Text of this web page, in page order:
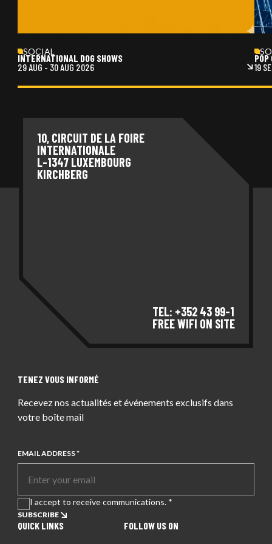
SOCIAL
INTERNATIONAL DOG SHOWS
29 AUG - 30 AUG 2026 19
10, CIRCUIT DE LA FOIRE
INTERNATIONALE
L-1347 LUXEMBOURG
KIRCHBERG
TEL: +352 43 99-1
FREE WIFI ON SITE
TENEZ VOUS INFORMÉ
Recevez nos actualités et événements exclusifs dans
votre boîte mail
EMAIL ADDRESS *
I accept to receive communications. *
SUBSCRIBE
QUICK LINKS FOLLOW US ON